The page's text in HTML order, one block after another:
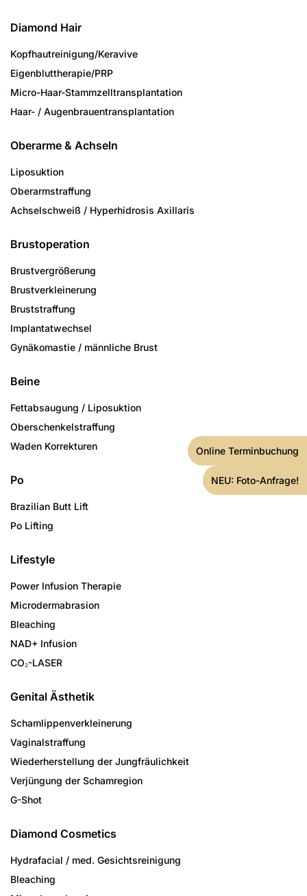
Diamond Hair
Kopfhautreinigung/­Keravive
Eigenbluttherapie/PRP
Micro-Haar-Stammzell­transplantation
Haar- / Augenbrauen­transplantation
Oberarme & Achseln
Liposuktion
Oberarmstraffung
Achselschweiß / Hyperhidrosis Axillaris
Brustoperation
Brustvergrößerung
Brustverkleinerung
Bruststraffung
Implantatwechsel
Gynäkomastie / männliche Brust
Beine
Fettabsaugung / Liposuktion
Oberschenkelstraffung
Waden Korrekturen
Po
Brazilian Butt Lift
Po Lifting
Lifestyle
Power Infusion Therapie
Microdermabrasion
Bleaching
NAD+ Infusion
CO₂-LASER
Genital Ästhetik
Schamlippenverkleinerung
Vaginalstraffung
Wiederherstellung der Jungfräulichkeit
Verjüngung der Schamregion
G-Shot
Diamond Cosmetics
Hydrafacial / med. Gesichtsreinigung
Bleaching
Online Terminbuchung
NEU: Foto-Anfrage!